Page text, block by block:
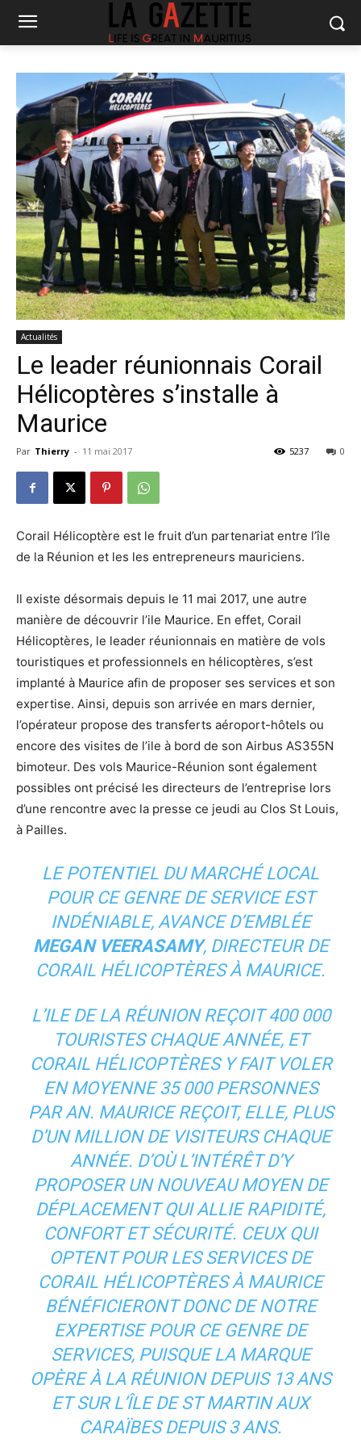
Actualités
Le leader réunionnais Corail
Hélicoptères s’installe à
Maurice
Par Thierry - 11 mai 2017 0
5237
Corail Hélicoptère est le fruit d’un partenariat entre l’île
de la Réunion et les les entrepreneurs mauriciens.
Il existe désormais depuis le 11 mai 2017, une autre
manière de découvrir l’ile Maurice. En effet, Corail
Hélicoptères, le leader réunionnais en matière de vols
touristiques et professionnels en hélicoptères, s’est
implanté à Maurice afin de proposer ses services et son
expertise. Ainsi, depuis son arrivée en mars dernier,
l’opérateur propose des transferts aéroport-hôtels ou
encore des visites de l’ile à bord de son Airbus AS355N
bimoteur. Des vols Maurice-Réunion sont également
possibles ont précisé les directeurs de l’entreprise lors
d’une rencontre avec la presse ce jeudi au Clos St Louis,
à Pailles.
LE POTENTIEL DU MARCHÉ LOCAL
POUR CE GENRE DE SERVICE EST
INDÉNIABLE, AVANCE D’EMBLÉE
MEGAN VEERASAMY, DIRECTEUR DE
CORAIL HÉLICOPTÈRES À MAURICE.
L’ILE DE LA RÉUNION REÇOIT 400 000
TOURISTES CHAQUE ANNÉE, ET
CORAIL HÉLICOPTÈRES Y FAIT VOLER
EN MOYENNE 35 000 PERSONNES
PAR AN. MAURICE REÇOIT, ELLE, PLUS
D’UN MILLION DE VISITEURS CHAQUE
ANNÉE. D’OÙ L’INTÉRÊT D’Y
PROPOSER UN NOUVEAU MOYEN DE
DÉPLACEMENT QUI ALLIE RAPIDITÉ,
CONFORT ET SÉCURITÉ. CEUX QUI
OPTENT POUR LES SERVICES DE
CORAIL HÉLICOPTÈRES À MAURICE
BÉNÉFICIERONT DONC DE NOTRE
EXPERTISE POUR CE GENRE DE
SERVICES, PUISQUE LA MARQUE
OPÈRE À LA RÉUNION DEPUIS 13 ANS
ET SUR L’ÎLE DE ST MARTIN AUX
CARAÏBES DEPUIS 3 ANS.